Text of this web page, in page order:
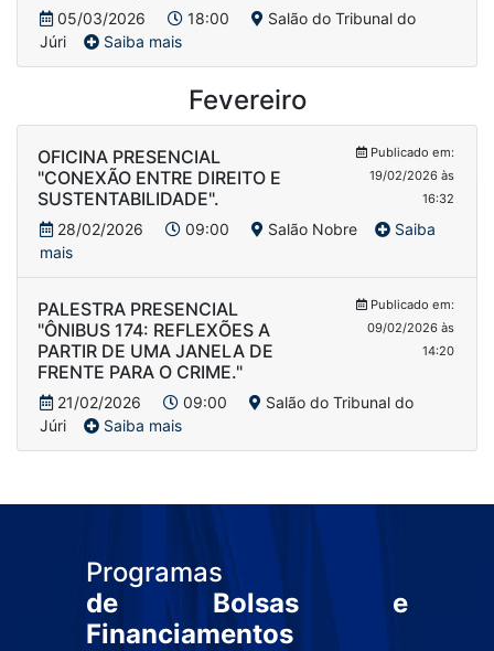
05/03/2026 18:00
Salão do Tribunal do
Júri
Saiba mais
Fevereiro
OFICINA PRESENCIAL
"CONEXÃO ENTRE DIREITO E
SUSTENTABILIDADE".
Publicado em:
19/02/2026 às
16:32
28/02/2026 09:00 Salão Nobre
Saiba
mais
PALESTRA PRESENCIAL
"ÔNIBUS 174: REFLEXÕES A
PARTIR DE UMA JANELA DE
FRENTE PARA O CRIME."
Publicado em:
09/02/2026 às
14:20
21/02/2026 09:00
Salão do Tribunal do
Júri
Saiba mais
Programas
de Bolsas e
Financiamentos